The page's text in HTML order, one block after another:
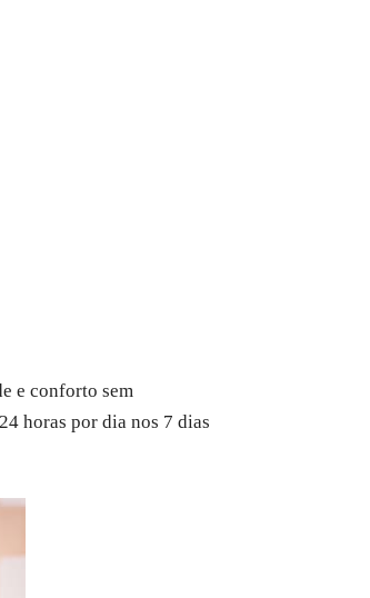
e conforto sem
horas por dia nos 7 dias